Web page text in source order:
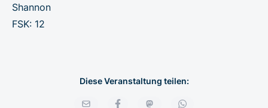
Shannon
FSK: 12
Diese Veranstaltung teilen: